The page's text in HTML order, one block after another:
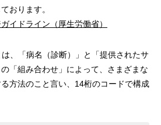
おります。
イドライン（厚生労働省）
、「病名（診断）」と「提供されたサ
「組み合わせ」によって、さまざまな
方法のこと言い、14桁のコードで構成